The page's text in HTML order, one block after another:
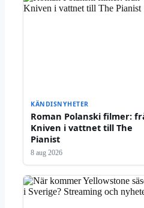
KÄNDISNYHETER
Roman Polanski filmer:
Kniven i vattnet till The
Pianist
8 aug 2026